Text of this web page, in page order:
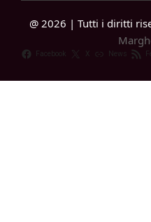
@ 2026 | Tutti i diritti
Facebook X News